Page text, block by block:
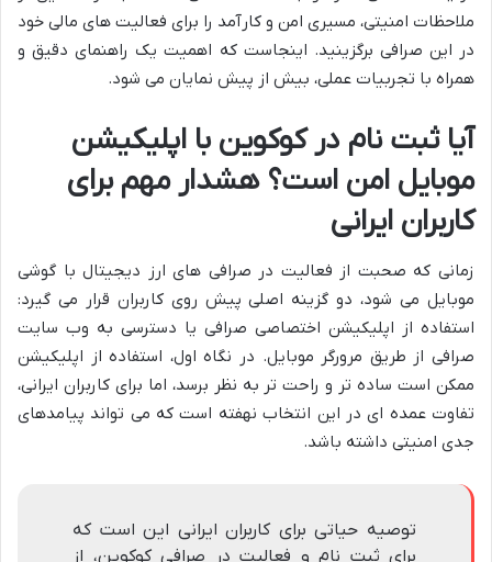
ملاحظات امنیتی، مسیری امن و کارآمد را برای فعالیت های مالی خود
در این صرافی برگزینید. اینجاست که اهمیت یک راهنمای دقیق و
همراه با تجربیات عملی، بیش از پیش نمایان می شود.
آیا ثبت نام در کوکوین با اپلیکیشن
موبایل امن است؟ هشدار مهم برای
کاربران ایرانی
زمانی که صحبت از فعالیت در صرافی های ارز دیجیتال با گوشی
موبایل می شود، دو گزینه اصلی پیش روی کاربران قرار می گیرد:
استفاده از اپلیکیشن اختصاصی صرافی یا دسترسی به وب سایت
صرافی از طریق مرورگر موبایل. در نگاه اول، استفاده از اپلیکیشن
ممکن است ساده تر و راحت تر به نظر برسد، اما برای کاربران ایرانی،
تفاوت عمده ای در این انتخاب نهفته است که می تواند پیامدهای
جدی امنیتی داشته باشد.
توصیه حیاتی برای کاربران ایرانی این است که
برای ثبت نام و فعالیت در صرافی کوکوین، از